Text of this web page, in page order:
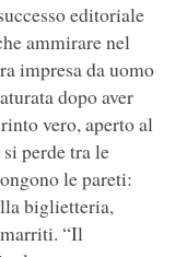
editoriale
ammirare nel
impresa da uomo
dopo aver
vero, aperto al
perde tra le
le pareti:
biglietteria,
“Il